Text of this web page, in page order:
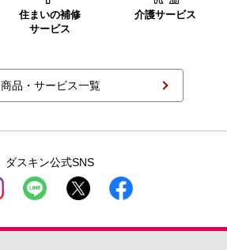
住まいの補修
サービス
介護サービス
商品・サービス一覧
ダスキン公式SNS